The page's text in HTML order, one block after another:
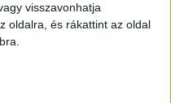
visszavonhatja
oldalra, és rákattint az oldal
kényszer az
amikor indult itthon
láttam, hogy a